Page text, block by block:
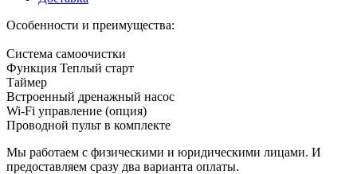
Особенности и преимущества:
Система самоочистки
Функция Теплый старт
Таймер
Встроенный дренажный насос
Wi-Fi управление (опция)
Проводной пульт в комплекте
Мы работаем с физическими и юридическими лицами. И
предоставляем сразу два варианта оплаты.